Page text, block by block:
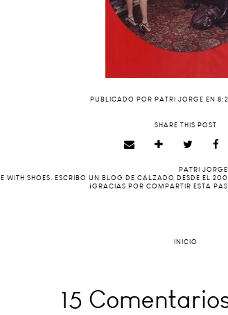
PUBLICADO POR PATRI JORGE EN
SHARE THIS POST
PATRI JORGE
WITH SHOES. ESCRIBO UN BLOG DE CALZADO DESDE EL
¡GRACIAS POR COMPARTIR ESTA
INICIO
15